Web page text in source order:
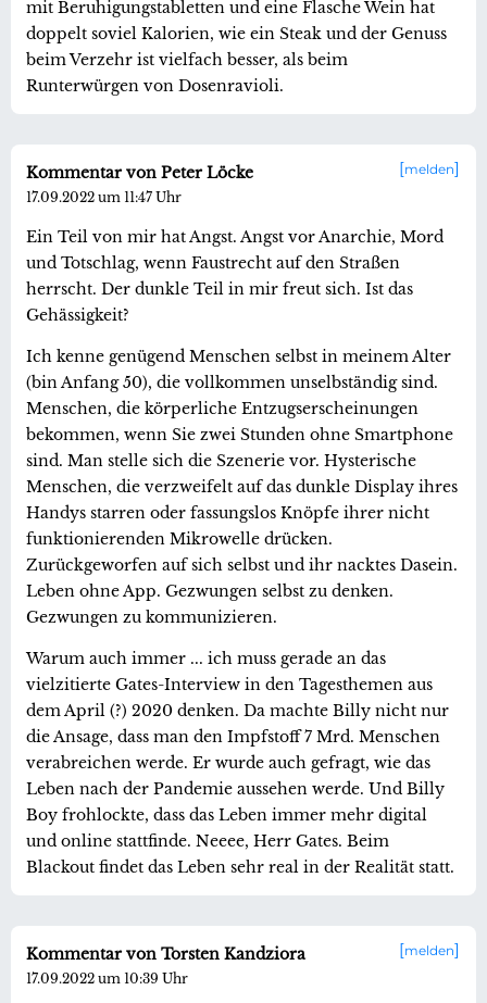
mit Beruhigungstabletten und eine Flasche Wein hat
doppelt soviel Kalorien, wie ein Steak und der Genuss
beim Verzehr ist vielfach besser, als beim
Runterwürgen von Dosenravioli.
melden
Kommentar von Peter Löcke
17.09.2022 um 11:47 Uhr
Ein Teil von mir hat Angst. Angst vor Anarchie, Mord
und Totschlag, wenn Faustrecht auf den Straßen
herrscht. Der dunkle Teil in mir freut sich. Ist das
Gehässigkeit?
Ich kenne genügend Menschen selbst in meinem Alter
(bin Anfang 50), die vollkommen unselbständig sind.
Menschen, die körperliche Entzugserscheinungen
bekommen, wenn Sie zwei Stunden ohne Smartphone
sind. Man stelle sich die Szenerie vor. Hysterische
Menschen, die verzweifelt auf das dunkle Display ihres
Handys starren oder fassungslos Knöpfe ihrer nicht
funktionierenden Mikrowelle drücken.
Zurückgeworfen auf sich selbst und ihr nacktes Dasein.
Leben ohne App. Gezwungen selbst zu denken.
Gezwungen zu kommunizieren.
Warum auch immer ... ich muss gerade an das
vielzitierte Gates-Interview in den Tagesthemen aus
dem April (?) 2020 denken. Da machte Billy nicht nur
die Ansage, dass man den Impfstoff 7 Mrd. Menschen
verabreichen werde. Er wurde auch gefragt, wie das
Leben nach der Pandemie aussehen werde. Und Billy
Boy frohlockte, dass das Leben immer mehr digital
und online stattfinde. Neeee, Herr Gates. Beim
Blackout findet das Leben sehr real in der Realität statt.
melden
Kommentar von Torsten Kandziora
17.09.2022 um 10:39 Uhr